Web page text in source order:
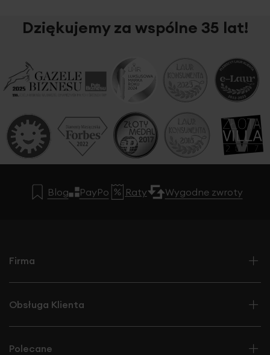
Dziękujemy za wspólne 35 lat!
Blog PayPo Raty Wygodne zwroty
Firma
Obsługa Klienta
Polecane